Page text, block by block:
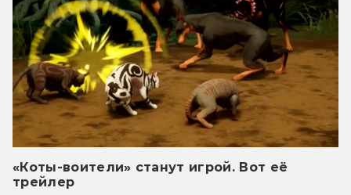
«Коты-воители» станут игрой. Вот её
трейлер